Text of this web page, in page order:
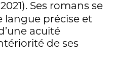
Ses romans se
langue précise et
acuité
de ses